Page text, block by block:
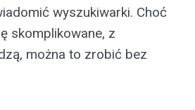
wyszukiwarki. Choć
skomplikowane, z
można to zrobić bez